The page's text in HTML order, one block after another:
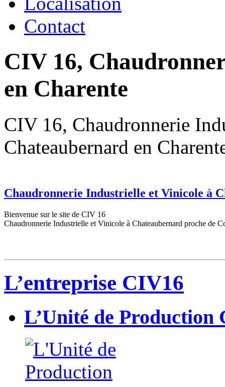
Contact
CIV 16,
en Charente
CIV 16, Chaudronnerie
Chateaubernard en
Chaudronnerie Industrielle et Vinicole à
Bienvenue sur le site de CIV 16
Chaudronnerie Industrielle et Vinicole à Chateaubernard proche de
L’entreprise CIV16
L’Unité de Production